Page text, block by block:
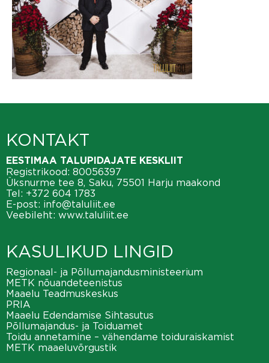
KONTAKT
EESTIMAA TALUPIDAJATE KESKLIIT
Registrikood: 80056397
Üksnurme tee 8, Saku, 75501 Harju maakond
Tel: +372 604 1783
E-post: info@taluliit.ee
Veebileht: www.taluliit.ee
KASULIKUD LINGID
Regionaal- ja Põllumajandusministeerium
METK nõuandeteenistus
Maaelu Teadmuskeskus
PRIA
Maaelu Edendamise Sihtasutus
Põllumajandus- ja Toiduamet
Toidu annetamine – vähendame toiduraiskamist
METK maaeluvõrgustik